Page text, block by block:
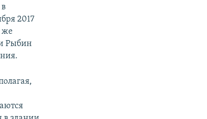
2017
же
Рыбин